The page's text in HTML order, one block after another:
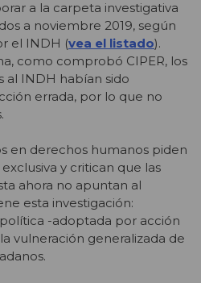
a la carpeta investigativa
a noviembre 2019, según
el INDH (vea el listado).
como comprobó CIPER, los
al INDH habían sido
errada, por lo que no
en derechos humanos piden
y critican que las
ahora no apuntan al
esta investigación:
-adoptada por acción
vulneración generalizada de